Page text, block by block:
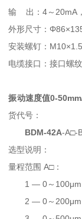
输 出：4～20mA
外形尺寸：
安装螺钉：
电缆接口：接口螺
振动速度值0-
货代号：
BDM-42A-A□-
选型说明：
量程范围 A□：
1 — 0～
2 — 0～